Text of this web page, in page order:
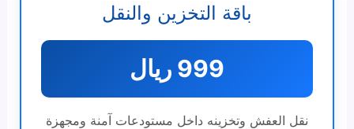
باقة التخزين والنقل
999 ريال
نقل العفش وتخزينه داخل مستودعات آمنة ومجهزة